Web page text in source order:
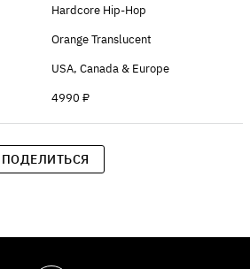
Hardcore Hip-Hop
Orange Translucent
USA, Canada & Europe
4990 ₽
ПОДЕЛИТЬСЯ